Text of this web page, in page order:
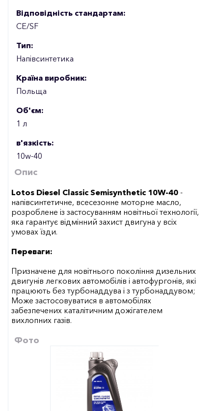
Відповідність стандартам:
CE/SF
Тип:
Напівсинтетика
Країна виробник:
Польща
Об'єм:
1 л
в'язкість:
10w-40
Опис
Lotos Diesel Classic Semisynthetic 10W-40-
напівсинтетичне, всесезонне моторне масло,
розроблене із застосуванням новітньої технології,
яка гарантує відмінний захист двигуна у всіх
умовах їзди.
Переваги:
Призначене для новітнього покоління дизельних
двигунів легкових автомобілів і автофургонів, які
працюють без турбонаддува і з турбонаддувом;
Може застосовуватися в автомобілях
забезпечених каталітичним дожігателем
вихлопних газів.
Фото